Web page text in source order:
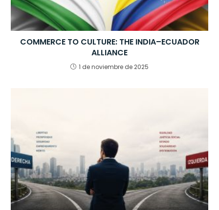
COMMERCE TO CULTURE: THE INDIA–ECUADOR
ALLIANCE
1 de noviembre de 2025